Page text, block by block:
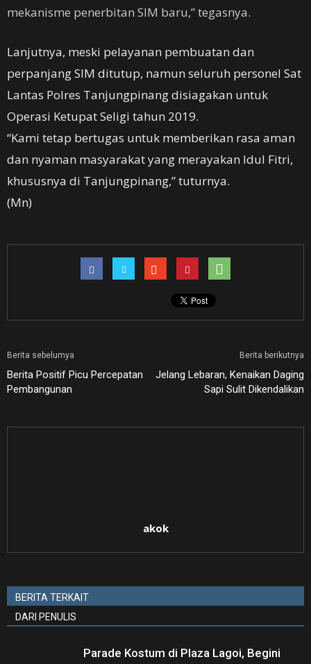
mekanisme penerbitan SIM baru,” tegasnya.
Lanjutnya, meski pelayanan pembuatan dan
perpanjang SIM ditutup, namun seluruh personel Sat
Lantas Polres Tanjungpinang disiagakan untuk
Operasi Ketupat Seligi tahun 2019.
“Kami tetap bertugas untuk memberikan rasa aman
dan nyaman masyarakat yang merayakan Idul Fitri,
khususnya di Tanjungpinang,” tuturnya.
(Mn)
Berita sebelumya
Berita Positif Picu Percepatan
Pembangunan
Berita berikutnya
Jelang Lebaran, Kenaikan Daging
Sapi Sulit Dikendalikan
akok
BERITA TERKAIT
DARI PENULIS
Parade Kostum di Plaza Lagoi, Begini